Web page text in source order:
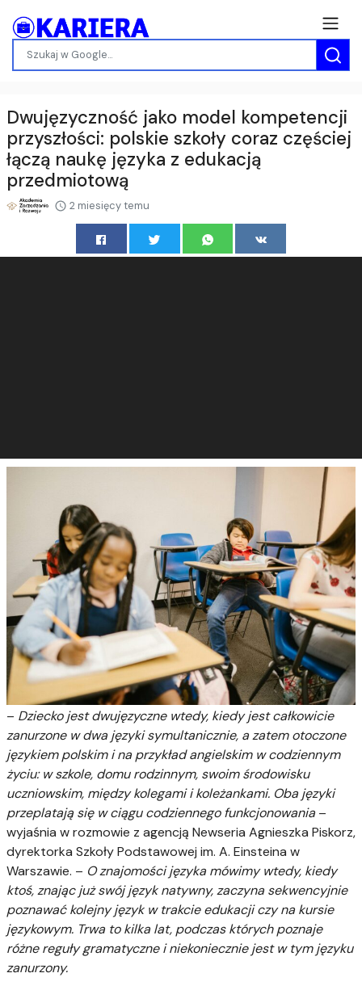
Dwujęzyczność jako model kompetencji
przyszłości: polskie szkoły coraz częściej
łączą naukę języka z edukacją
przedmiotową
2 miesięcy temu
– Dziecko jest dwujęzyczne wtedy, kiedy jest całkowicie
zanurzone w dwa języki symultanicznie, a zatem otoczone
językiem polskim i na przykład angielskim w codziennym
życiu: w szkole, domu rodzinnym, swoim środowisku
uczniowskim, między kolegami i koleżankami. Oba języki
przeplatają się w ciągu codziennego funkcjonowania –
wyjaśnia w rozmowie z agencją Newseria Agnieszka Piskorz,
dyrektorka Szkoły Podstawowej im. A. Einsteina w
Warszawie. – O znajomości języka mówimy wtedy, kiedy
ktoś, znając już swój język natywny, zaczyna sekwencyjnie
poznawać kolejny język w trakcie edukacji czy na kursie
językowym. Trwa to kilka lat, podczas których poznaje
różne reguły gramatyczne i niekoniecznie jest w tym języku
zanurzony.